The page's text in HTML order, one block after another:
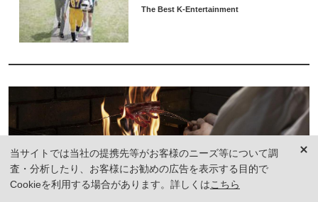
The Best K-Entertainment
当サイトでは当社の提携先等がお客様のニーズ等について調
査・分析したり、お客様にお勧めの広告を表示する目的で
Cookieを利用する場合があります。詳しくはこちら